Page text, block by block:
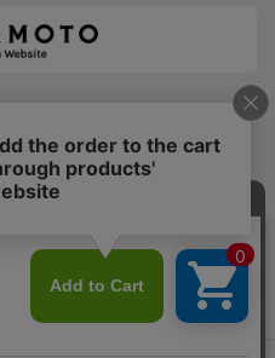
採用について
プライバシーポリシー
All Rights Reserved.